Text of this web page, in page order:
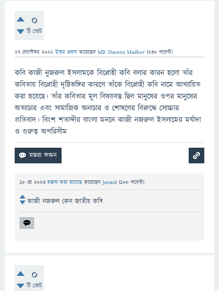
0
টি ভোট
27 সেপ্টেম্বর 2022 উত্তর প্রদান করেছেন MD Shawon Madbor (230 পয়েন্ট)
কবি কাজী নুজরুল ইসলামকে বিদ্রোহী কবি বলার কারন হলো তাঁর
কবিতায় বিদ্রোহী দৃষ্টিভঙ্গির কারণে তাঁকে বিদ্রোহী কবি নামে আখ্যায়িত
করা হয়েছে। তাঁর কবিতার মূল বিষয়বস্তু ছিল মানুষের ওপর মানুষের
অত্যাচার এবং সামাজিক অনাচার ও শোষণের বিরুদ্ধে সোচ্চার
প্রতিবাদ। বিংশ শতাব্দীর বাংলা মননে কাজী নজরুল ইসলামের মর্যাদা
ও গুরুত্ব অপরিসীম
18 মে 2023 মন্তব্য করা হয়েছেকরেছেনJunaid (100 পয়েন্ট)
কাজী নজরুল কেন জাতীয় কবি
0
টি ভোট